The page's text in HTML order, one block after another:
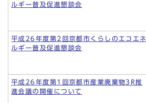
ルギー普及促進懇談会
平成26年度第2回京都市くらしのエコエネ
ルギー普及促進懇談会
平成26年度第1回京都市産業廃棄物3R推
進会議の開催について